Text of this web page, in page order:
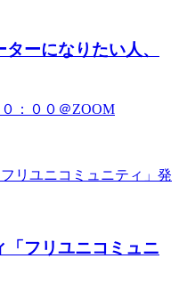
ーになりたい人、
：００＠ZOOM
「フリユニコミュニ